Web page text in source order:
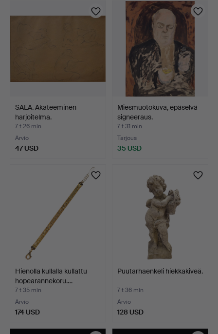
SALA. Akateeminen
harjoitelma.
7 t 26 min
Arvio
47 USD
Miesmuotokuva, epäselvä
signeeraus.
7 t 31 min
Tarjous
35 USD
Hienolla kullalla kullattu
hopearannekoru.…
7 t 35 min
Arvio
174 USD
Puutarhaenkeli hiekkakiveä.
7 t 36 min
Arvio
128 USD